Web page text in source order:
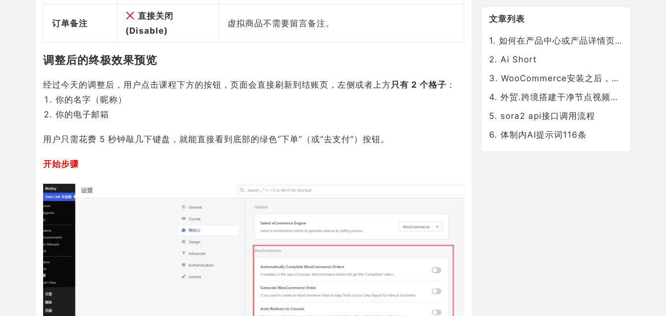
订单备注
直接关闭
(Disable)
虚拟商品不需要留言备注。
调整后的终极效果预览
经过今天的调整后，用户点击课程下方的按钮，页面会直接刷新到结账页，左侧或者上方只有 2 个格子 ：
你的名字（昵称）
你的电子邮箱
用户只需花费 5 秒钟敲几下键盘，就能直接看到底部的绿色“下单”（或“去支付”）按钮。
开始步骤
文章列表
如何在产品中心或产品详情页增加左侧产品多级导航呢？
Ai Short
WooCommerce安装之后，如何调用products 页面?并开启products透明页眉
外贸.跨境搭建干净节点视频教程
sora2 api接口调用流程
体制内AI提示词116条